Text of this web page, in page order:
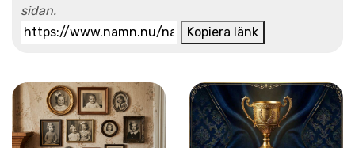
sidan.
Kopiera länk